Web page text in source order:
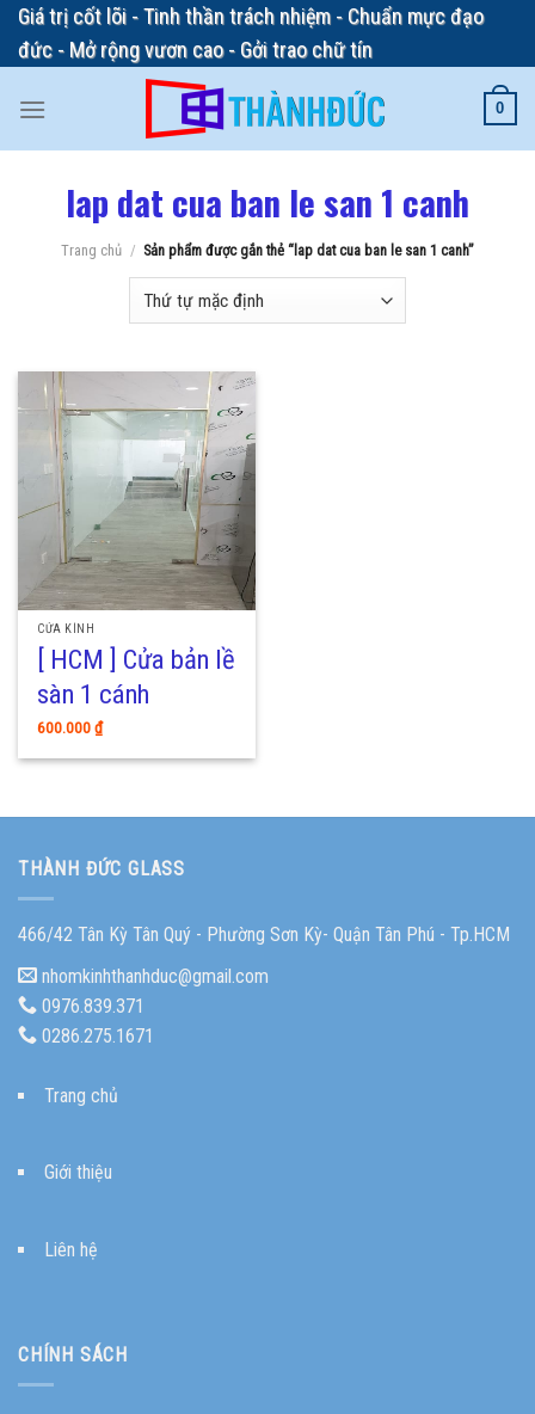
Skip
content
Giá trị cốt lõi - Tinh thần trách nhiệm - Chuẩn mực đạo
đức - Mở rộng vươn cao - Gởi trao chữ tín
0
lap dat cua ban le san 1 canh
Trang chủ / Sản phẩm được gắn thẻ “lap dat cua ban le san 1 canh”
CỬA KÍNH
[ HCM ] Cửa bản lề
sàn 1 cánh
600.000₫
THÀNH ĐỨC GLASS
466/42 Tân Kỳ Tân Quý - Phường Sơn Kỳ- Quận Tân Phú - Tp.HCM
nhomkinhthanhduc@gmail.com
0976.839.371
0286.275.1671
Trang chủ
Giới thiệu
Liên hệ
CHÍNH SÁCH